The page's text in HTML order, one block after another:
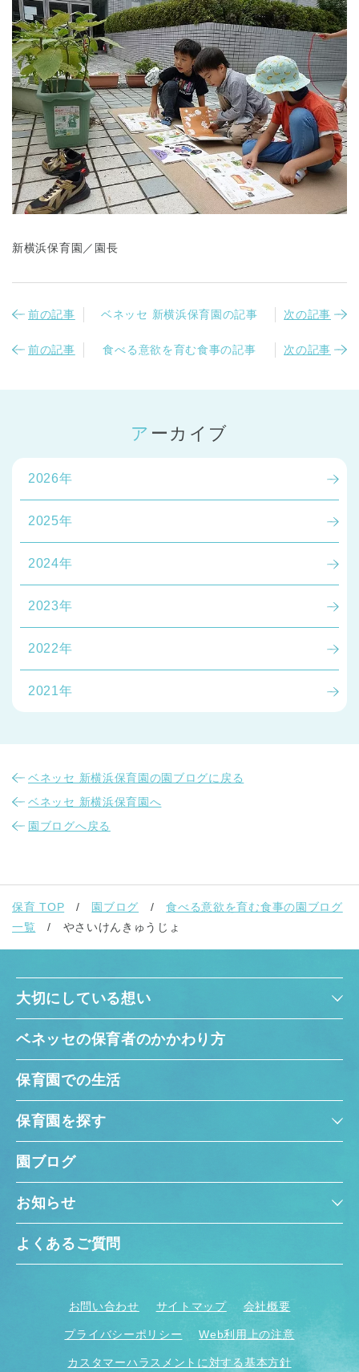
千葉県 千葉県 全域
埼玉県 埼玉県 全域
兵庫県 兵庫県 全域
新横浜保育園／園長
前の記事 ベネッセ 新横浜保育園の記事 次の記事
前の記事 食べる意欲を育む食事の記事 次の記事
アーカイブ
2026年
2025年
2024年
2023年
2022年
2021年
ベネッセ 新横浜保育園の園ブログに戻る
ベネッセ 新横浜保育園へ
園ブログへ戻る
保育 TOP 園ブログ
食べる意欲を育む食事の園ブログ
一覧
やさいけんきゅうじょ
大切にしている想い
ベネッセの保育者のかかわり方
保育園での生活
保育園を探す
園ブログ
お知らせ
よくあるご質問
お問い合わせ サイトマップ 会社概要
プライバシーポリシー Web利用上の注意
カスタマーハラスメントに対する基本方針